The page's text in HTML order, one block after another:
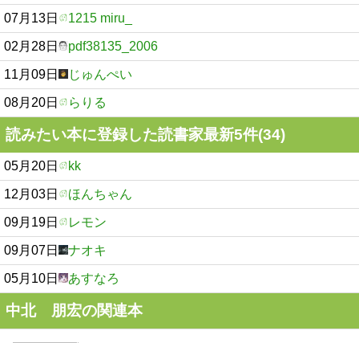
07月13日 1215 miru_
02月28日 pdf38135_2006
11月09日 じゅんぺい
08月20日 らりる
読みたい本に登録した読書家最新5件(34)
05月20日 kk
12月03日 ほんちゃん
09月19日 レモン
09月07日 ナオキ
05月10日 あすなろ
中北 朋宏の関連本